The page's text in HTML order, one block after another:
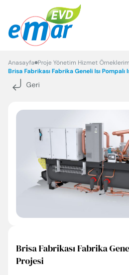
FAYDALI
Anasayfa Proje Yönetim Hizmet
Brisa Fabrikası Fabrika Geneli Isı Pompalı
Geri
Brisa Fabrikası Fabrika
Projesi